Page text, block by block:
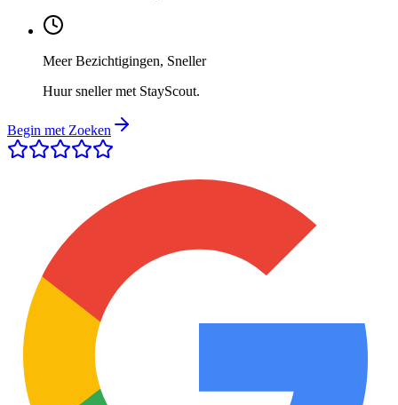
Meer Bezichtigingen, Sneller
Huur sneller met StayScout.
Begin met Zoeken